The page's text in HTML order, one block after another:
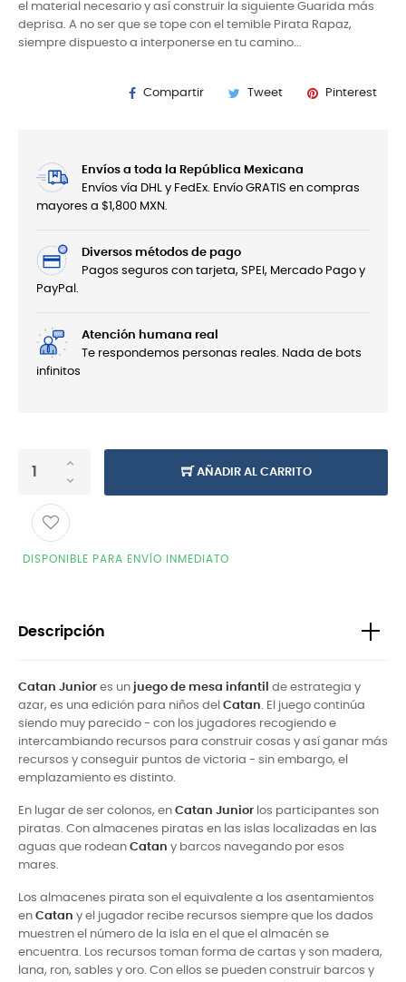
el material necesario y así construir la siguiente Guarida más
deprisa. A no ser que se tope con el temible Pirata Rapaz,
siempre dispuesto a interponerse en tu camino...
Compartir Tweet Pinterest
Envíos a toda la República Mexicana
Envíos vía DHL y FedEx. Envío GRATIS en compras
mayores a $1,800 MXN.
Diversos métodos de pago
Pagos seguros con tarjeta, SPEI, Mercado Pago y
PayPal.
Atención humana real
Te respondemos personas reales. Nada de bots
infinitos
AÑADIR AL CARRITO
DISPONIBLE PARA ENVÍO INMEDIATO
Descripción
Catan Junior es un juego de mesa infantil
de estrategia y
azar, es una edición para niños del Catan. El juego continúa
siendo muy parecido - con los jugadores recogiendo e
intercambiando recursos para construir cosas y así ganar más
recursos y conseguir puntos de victoria - sin embargo, el
emplazamiento es distinto.
En lugar de ser colonos, en Catan Junior los participantes son
piratas. Con almacenes piratas en las islas localizadas en las
aguas que rodean Catan y barcos navegando por esos
mares.
Los almacenes pirata son el equivalente a los asentamientos
en Catan y el jugador recibe recursos siempre que los dados
muestren el número de la isla en el que el almacén se
encuentra. Los recursos toman forma de cartas y son madera,
lana, ron, sables y oro. Con ellos se pueden construir barcos y